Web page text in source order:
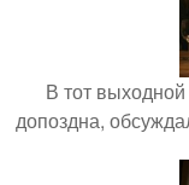
В тот
допоздна,